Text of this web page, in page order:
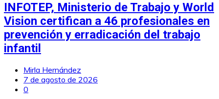
INFOTEP, Ministerio de Trabajo y World
Vision certifican a 46 profesionales en
prevención y erradicación del trabajo
infantil
Mirla Hernández
7 de agosto de 2026
0